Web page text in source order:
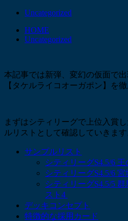
Uncategorized
HOME
Uncategorized
本記事では新弾、変幻の仮面で
【タケルライコオーガポン】を
まずはシティリーグで上位入賞
ルリストとして確認していきます
サンプルリスト
シティリーグS4.5/6
シティリーグS4.5/6
シティリーグS4.5/5
スト4
デッキコンセプト
特徴的な採用カード